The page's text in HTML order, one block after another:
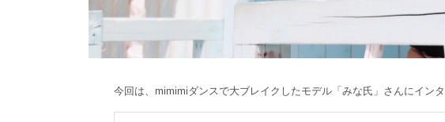
今回は、mimimiダンスで大ブレイクしたモデル「みな氏」さんにインタ